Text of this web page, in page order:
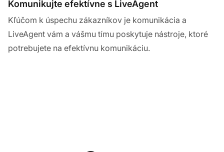
Komunikujte efektívne s LiveAgent
Kľúčom k úspechu zákazníkov je komunikácia a
LiveAgent vám a vášmu tímu poskytuje nástroje, ktoré
potrebujete na efektívnu komunikáciu.